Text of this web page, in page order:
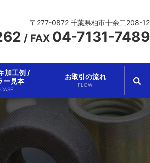
〒277-0872 千葉県柏市十余二208-12
/ FAX 04-7131-7489
加工例 /
ー見本
CASE
お取引の流れ
FLOW